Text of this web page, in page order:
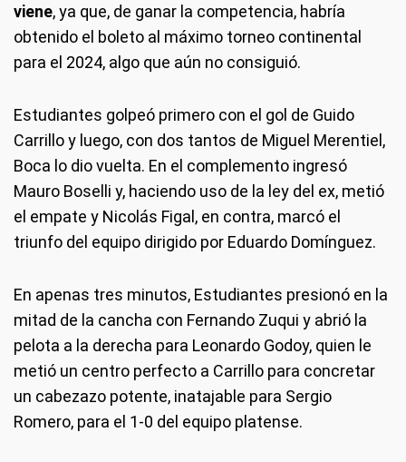
viene, ya que, de ganar la competencia, habría
obtenido el boleto al máximo torneo continental
para el 2024, algo que aún no consiguió.
Estudiantes golpeó primero con el gol de Guido
Carrillo y luego, con dos tantos de Miguel Merentiel,
Boca lo dio vuelta. En el complemento ingresó
Mauro Boselli y, haciendo uso de la ley del ex, metió
el empate y Nicolás Figal, en contra, marcó el
triunfo del equipo dirigido por Eduardo Domínguez.
En apenas tres minutos, Estudiantes presionó en la
mitad de la cancha con Fernando Zuqui y abrió la
pelota a la derecha para Leonardo Godoy, quien le
metió un centro perfecto a Carrillo para concretar
un cabezazo potente, inatajable para Sergio
Romero, para el 1-0 del equipo platense.